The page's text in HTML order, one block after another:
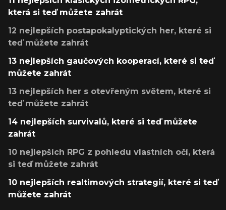
která si teď můžete zahrát
12 nejlepších postapokalyptických her, které si
teď můžete zahrát
13 nejlepších gaučových kooperací, které si teď
můžete zahrát
13 nejlepších her s otevřeným světem, které si
teď můžete zahrát
14 nejlepších survivalů, které si teď můžete
zahrát
10 nejlepších RPG z pohledu vlastních očí, která
si teď můžete zahrát
10 nejlepších realtimových strategií, které si teď
můžete zahrát